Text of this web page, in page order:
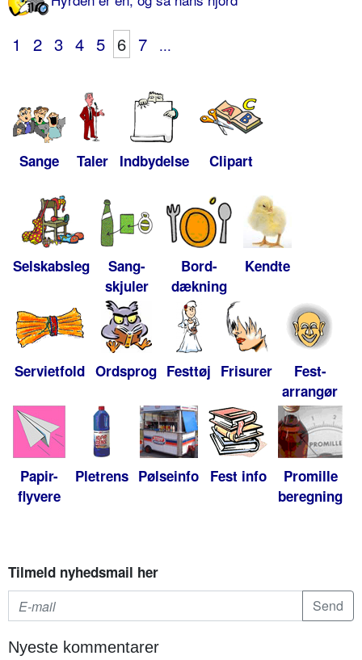
1 2 3 4 5 6 7 ...
Sange Taler Indbydelse Clipart
Selskabsleg
Sang-
skjuler
Bord-
dækning
Kendte
Servietfold Ordsprog Festtøj Frisurer
Fest-
arrangør
Papir-
flyvere
Pletrens Pølseinfo Fest info
Promille
beregning
Tilmeld nyhedsmail her
Nyeste kommentarer